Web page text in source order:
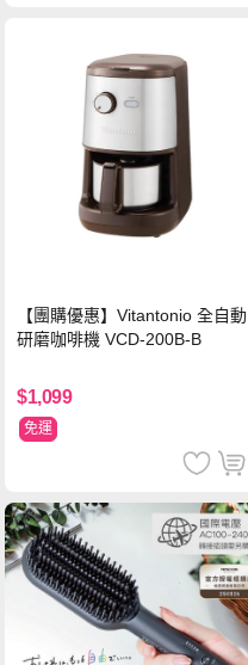
【團購優惠】Vitantonio 全自動
研磨咖啡機 VCD-200B-B
$1,099
免運